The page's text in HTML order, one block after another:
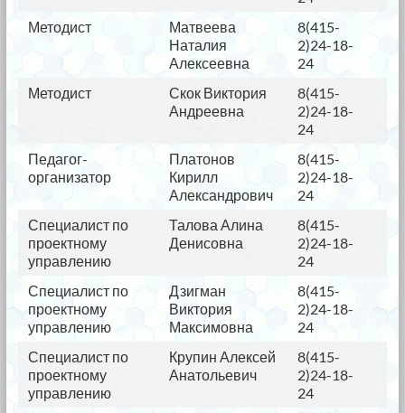
Методист
Матвеева
Наталия
Алексеевна
8(415-
2)24-18-
24
Методист
Скок Виктория
Андреевна
8(415-
2)24-18-
24
Педагог-
организатор
Платонов
Кирилл
Александрович
8(415-
2)24-18-
24
Специалист по
проектному
управлению
Талова Алина
Денисовна
8(415-
2)24-18-
24
Специалист по
проектному
управлению
Дзигман
Виктория
Максимовна
8(415-
2)24-18-
24
Специалист по
проектному
управлению
Крупин Алексей
Анатольевич
8(415-
2)24-18-
24